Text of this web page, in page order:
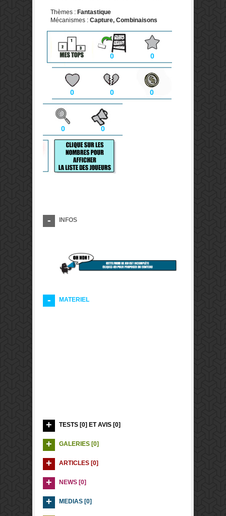
Thèmes : Fantastique
Mécanismes : Capture, Combinaisons
0 0
0 0 0
0 0
INFOS
MATERIEL
TESTS [0] ET AVIS [0]
GALERIES [0]
ARTICLES [0]
NEWS [0]
MEDIAS [0]